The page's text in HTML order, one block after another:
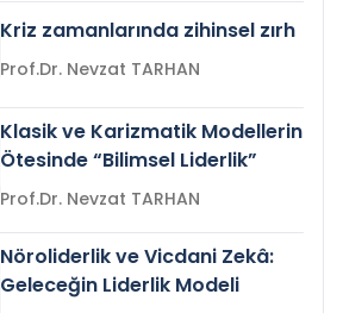
Kriz zamanlarında zihinsel zırh
Prof.Dr. Nevzat TARHAN
Klasik ve Karizmatik Modellerin
Ötesinde “Bilimsel Liderlik”
Prof.Dr. Nevzat TARHAN
Nöroliderlik ve Vicdani Zekâ:
Geleceğin Liderlik Modeli